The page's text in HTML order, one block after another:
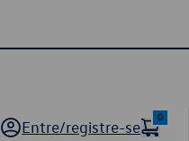
Entre/registre-se
0